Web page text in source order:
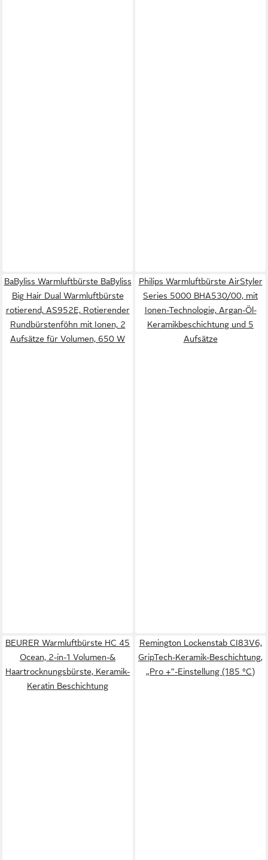
BaByliss Warmluftbürste BaByliss
Big Hair Dual Warmluftbürste
rotierend, AS952E, Rotierender
Rundbürstenföhn mit Ionen, 2
Aufsätze für Volumen, 650 W
Philips Warmluftbürste AirStyler
Series 5000 BHA530/00, mit
Ionen-Technologie, Argan-Öl-
Keramikbeschichtung und 5
Aufsätze
BEURER Warmluftbürste HC 45
Ocean, 2-in-1 Volumen-&
Haartrocknungsbürste, Keramik-
Keratin Beschichtung
Remington Lockenstab CI83V6,
GripTech-Keramik-Beschichtung,
„Pro +”-Einstellung (185 °C)